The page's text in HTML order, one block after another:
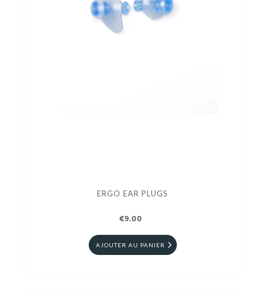
ERGO EAR PLUGS
€9.00
AJOUTER AU PANIER